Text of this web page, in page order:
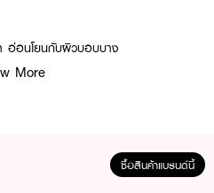
อ่อนโยนกับผิวบอบบาง
สก์หน้าได้
More
ซื้อสินค้าแบรนด์นี้